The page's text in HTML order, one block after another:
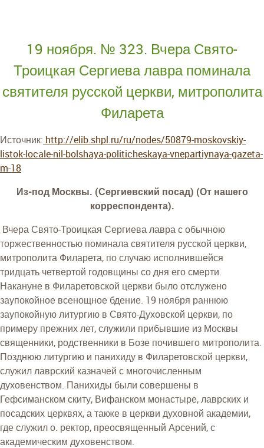
19 ноября. № 323. Вчера Свято-
Троицкая Сергиева лавра поминала
святителя русской церкви, митрополита
Филарета
Источник: http://elib.shpl.ru/ru/nodes/50879-moskovskiy-
listok-locale-nil-bolshaya-politicheskaya-vnepartiynaya-gazeta-
m-18
Из-под Москвы. (Сергиевский посад) (От нашего
корреспондента).
Вчера Свято-Троицкая Сергиева лавра с обычною
торжественностью поминала святителя русской церкви,
митрополита Филарета, по случаю исполнившейся
тридцать четвертой годовщины со дня его смерти.
Накануне в Филаретовской церкви было отслужено
заупокойное всенощное бдение. 19 ноября раннюю
заупокойную литургию в Свято-Духовской церкви, по
примеру прежних лет, служили прибывшие из Москвы
священники, родственники в Бозе почившего митрополита.
Позднюю литургию и панихиду в Филаретовской церкви,
служил лаврский казначей с многочисленным
духовенством. Панихиды были совершены в
Гефсиманском скиту, Вифанском монастыре, лаврских и
посадских церквях, а также в церкви духовной академии,
где служил о. ректор, преосвященный Арсений, с
академическим духовенством.